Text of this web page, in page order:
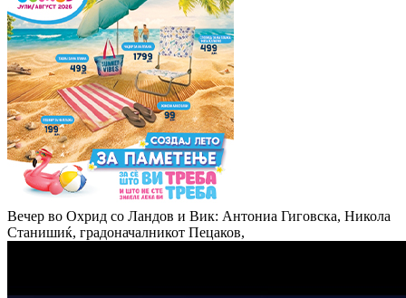
Вечер во Охрид со Ландов и Вик: Антониа Гиговска, Никола
Станишиќ, градоначалникот Пецаков,